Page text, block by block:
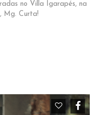
no Villa Igarapés, na
Mg. Curta!